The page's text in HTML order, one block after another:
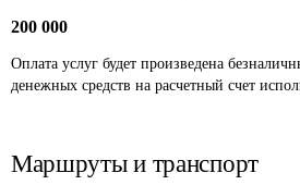
200 000
Оплата услуг будет произведена
денежных средств на расчетный счет
Маршруты и транспорт